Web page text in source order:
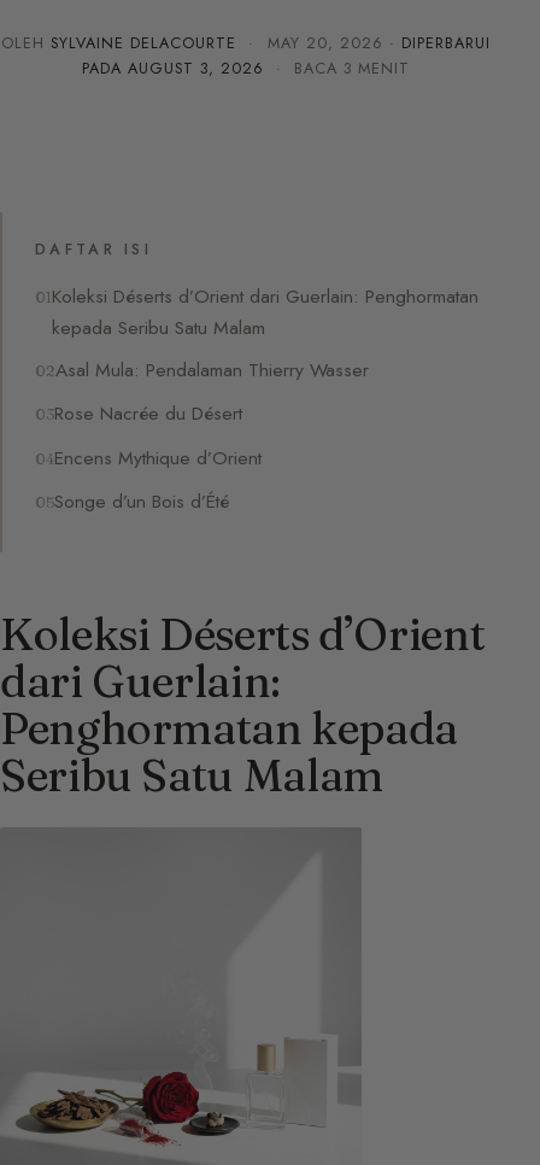
OLEH SYLVAINE DELACOURTE · MAY 20, 2026 · DIPERBARUI
PADA AUGUST 3, 2026 · BACA 3 MENIT
DAFTAR ISI
Koleksi Déserts d’Orient dari Guerlain: Penghormatan
kepada Seribu Satu Malam
Asal Mula: Pendalaman Thierry Wasser
Rose Nacrée du Désert
Encens Mythique d’Orient
Songe d’un Bois d’Été
Koleksi Déserts d’Orient
dari Guerlain:
Penghormatan kepada
Seribu Satu Malam